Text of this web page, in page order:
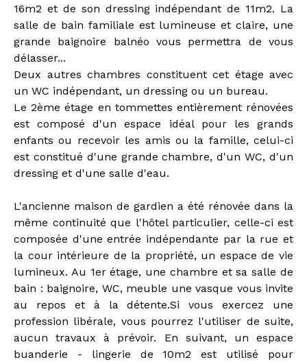
16m2 et de son dressing indépendant de 11m2. La
salle de bain familiale est lumineuse et claire, une
grande baignoire balnéo vous permettra de vous
délasser...
Deux autres chambres constituent cet étage avec
un WC indépendant, un dressing ou un bureau.
Le 2ème étage en tommettes entièrement rénovées
est composé d'un espace idéal pour les grands
enfants ou recevoir les amis ou la famille, celui-ci
est constitué d'une grande chambre, d'un WC, d'un
dressing et d'une salle d'eau.
L'ancienne maison de gardien a été rénovée dans la
même continuité que l'hôtel particulier, celle-ci est
composée d'une entrée indépendante par la rue et
la cour intérieure de la propriété, un espace de vie
lumineux. Au 1er étage, une chambre et sa salle de
bain : baignoire, WC, meuble une vasque vous invite
au repos et à la détente.Si vous exercez une
profession libérale, vous pourrez l'utiliser de suite,
aucun travaux à prévoir. En suivant, un espace
buanderie - lingerie de 10m2 est utilisé pour